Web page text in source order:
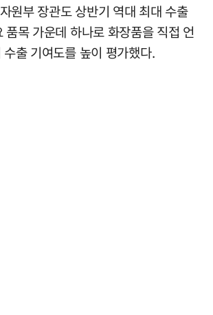
원부 장관도 상반기 역대 최대 수출
품목 가운데 하나로 화장품을 직접 언
출 기여도를 높이 평가했다.